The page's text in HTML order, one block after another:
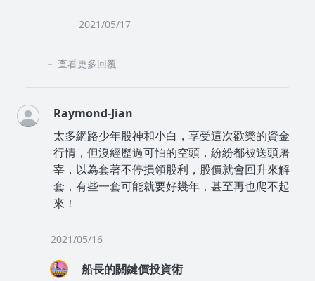
2021/05/17
查看更多回覆
Raymond-Jian
太多網路少年股神和小白，享受這次歡樂的資金
行情，但沒經歷過可怕的空頭，紛紛都被送頭屠
宰，以為套著不停損領股利，股價就會回升來解
套，有些一套可能就要好幾年，甚至再也爬不起
來！
2021/05/16
船長的關鍵價投資術